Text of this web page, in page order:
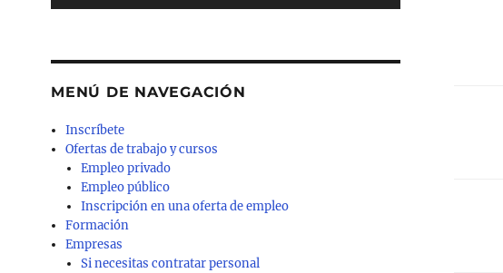
MENÚ DE NAVEGACIÓN
Inscríbete
Ofertas de trabajo y cursos
Empleo privado
Empleo público
Inscripción en una oferta de empleo
Formación
Empresas
Si necesitas contratar personal